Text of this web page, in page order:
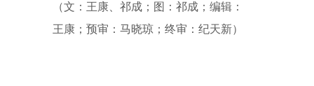
（文：王康、祁成；图：祁成；编辑：
王康；预审：马晓琼；终审：纪天新）